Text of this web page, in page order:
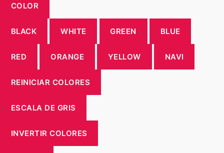
COLOR
BLACK WHITE GREEN BLUE
RED ORANGE YELLOW NAVI
REINICIAR COLORES
ESCALA DE GRIS
INVERTIR COLORES